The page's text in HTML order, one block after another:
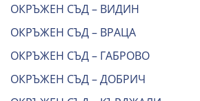
ОКРЪЖЕН СЪД – ВИДИН
ОКРЪЖЕН СЪД – ВРАЦА
ОКРЪЖЕН СЪД – ГАБРОВО
ОКРЪЖЕН СЪД – ДОБРИЧ